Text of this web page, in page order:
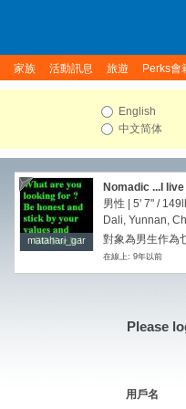
家族 活動訊息 旅遊 Perks會
English
中文简体
matahari_gar
matahari_gar
Nomadic ...I
overseas.
男性 | 5' 7" /
Dali, Yunnan,
對象為男生作為
在線上: 9年以前
Please
用戶名